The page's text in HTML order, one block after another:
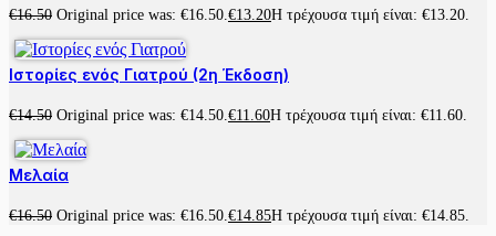
€16.50 Original price was: €16.50.€13.20Η τρέχουσα τιμή είναι: €13.20.
Ιστορίες ενός Γιατρού (2η Έκδοση)
€14.50 Original price was: €14.50.€11.60Η τρέχουσα τιμή είναι: €11.60.
Μελαία
€16.50 Original price was: €16.50.€14.85Η τρέχουσα τιμή είναι: €14.85.